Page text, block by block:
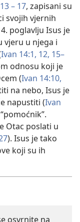
– 17, zapisani su
svojih vjernih
poglavlju Isus je
vjeru u njega i
Ivan 14:1, 12, 15–
odnosu koji je
(Ivan 14:10,
na nebo, Isus je
napustiti (Ivan
Otac poslati u
). Isus je tako
koji su ih
osvrnite na